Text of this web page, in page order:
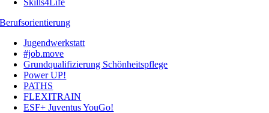
Skills4Life
Berufsorientierung
Jugendwerkstatt
#job.move
Grundqualifizierung Schönheitspflege
Power UP!
PATHS
FLEXITRAIN
ESF+ Juventus YouGo!